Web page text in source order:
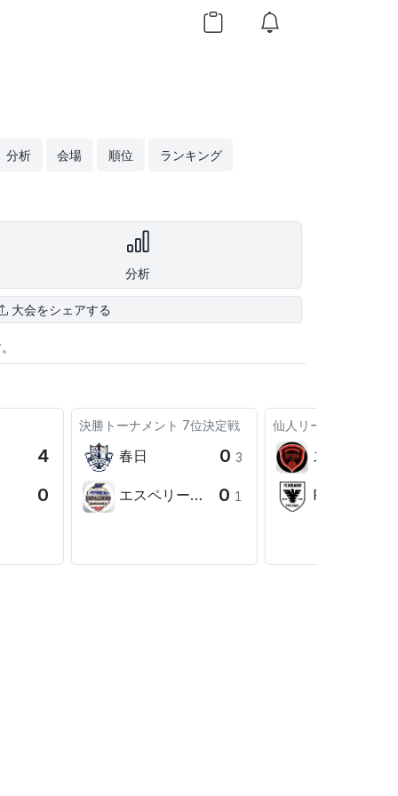
分析 会場 順位 ランキング
分析
大会をシェアする
4
0
決勝トーナメント 7位決定戦
春日 0 3
エスペリーニョ 0 1
仙人リーグ
スフィーダ
FCひがし